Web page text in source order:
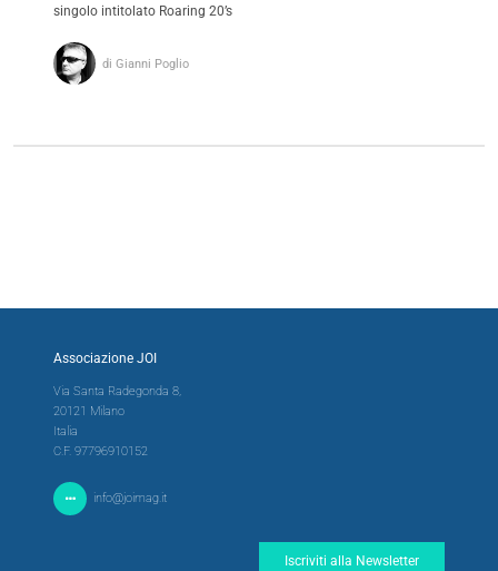
singolo intitolato Roaring 20’s
di Gianni Poglio
Associazione JOI
Via Santa Radegonda 8,
20121 Milano
Italia
C.F. 97796910152
info@joimag.it
Iscriviti alla Newsletter